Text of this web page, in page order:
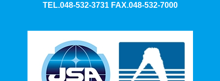
TEL.048-532-3731 FAX.048-532-7000